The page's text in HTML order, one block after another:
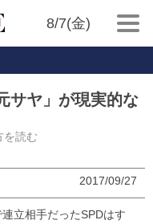
8/7(金)
サヤ」が現実的な
を読む
2017/09/27
立相手だったSPDはす